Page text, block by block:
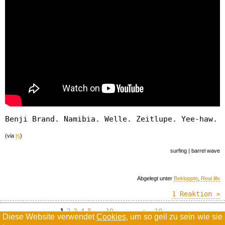
Diese Website verwendetCookies, um so geil zu sein wie sie
Benji Brand. Namibia. Welle. Zeitlupe. Yee-haw.
(via ts)
surfing | barrel wave
Abgelegt unter Bekloppte Real life
1 Reaktion »
1 2 3 4 5 … 10 … --» 10